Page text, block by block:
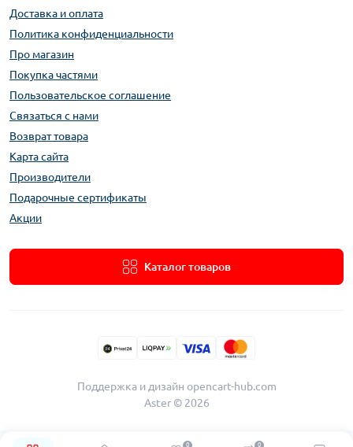
0 0
Доставка и оплата
Политика конфиденциальности
Про магазин
Покупка частями
Пользовательское соглашение
Связаться с нами
Возврат товара
Карта сайта
Производители
Подарочные сертификаты
Акции
Каталог товаров
Поддержка и дизайн opencart-hub.com
Aster © 2026